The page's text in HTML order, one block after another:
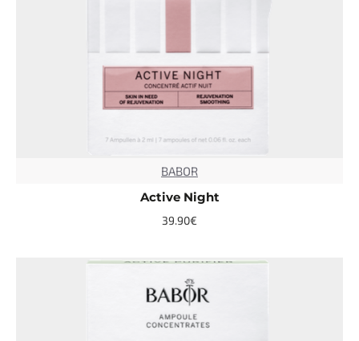
BABOR
Active Night
39.90€